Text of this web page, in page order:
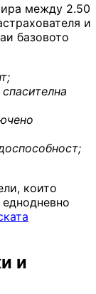
между 2.50
и
базовото
;
;
които
и